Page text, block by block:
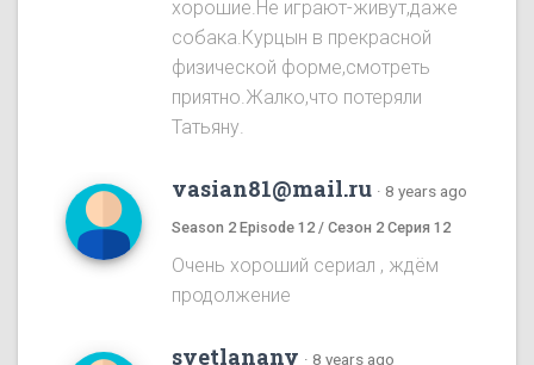
хорошие.Не играют-живут,даже
собака.Курцын в прекрасной
физической форме,смотреть
приятно.Жалко,что потеряли
Татьяну.
vasian81@mail.ru · 8 years ago
Season 2 Episode 12 / Сезон 2 Серия 12
Очень хороший сериал , ждём
продолжение
svetlanany · 8 years ago